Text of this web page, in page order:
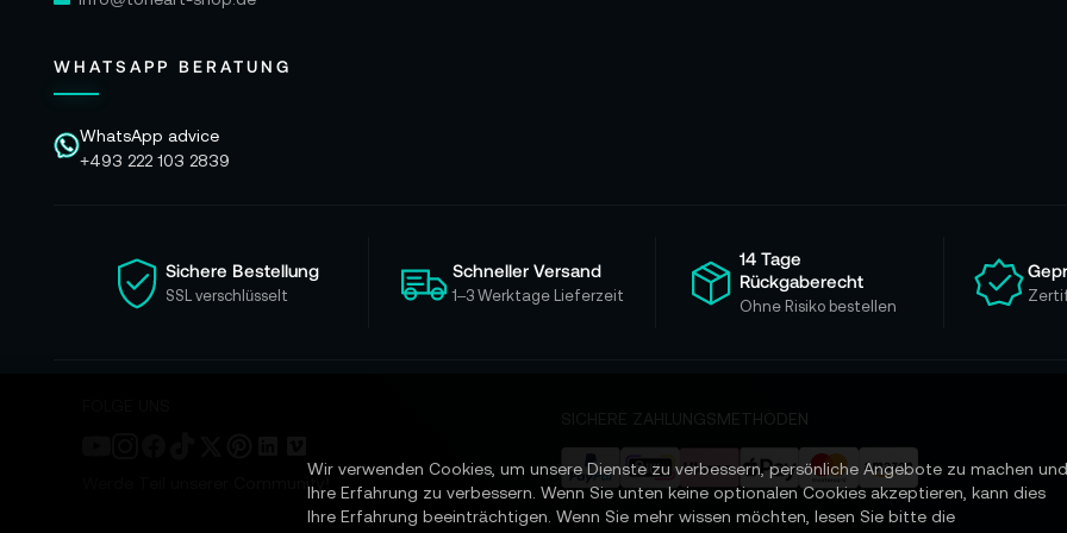
WHATSAPP BERATUNG
WhatsApp advice
+493 222 103 2839
Sichere Bestellung
SSL verschlüsselt
Schneller Versand
1–3 Werktage Lieferzeit
14 Tage
Rückgaberecht
Ohne Risiko bestellen
Werde Teil unserer Community!
SICHERE ZAHLUNGSMETHODEN
Wir verwenden Cookies, um unsere Dienste zu verbessern, persönliche Angebote zu machen und
Ihre Erfahrung zu verbessern. Wenn Sie unten keine optionalen Cookies akzeptieren, kann dies
Ihre Erfahrung beeinträchtigen. Wenn Sie mehr wissen möchten, lesen Sie bitte die